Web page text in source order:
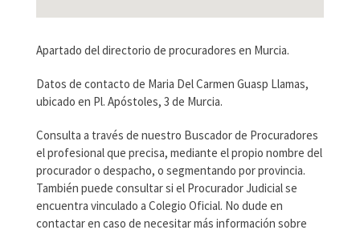
Apartado del directorio de procuradores en Murcia.
Datos de contacto de Maria Del Carmen Guasp Llamas,
ubicado en Pl. Apóstoles, 3 de Murcia.
Consulta a través de nuestro Buscador de Procuradores
el profesional que precisa, mediante el propio nombre del
procurador o despacho, o segmentando por provincia.
También puede consultar si el Procurador Judicial se
encuentra vinculado a Colegio Oficial. No dude en
contactar en caso de necesitar más información sobre